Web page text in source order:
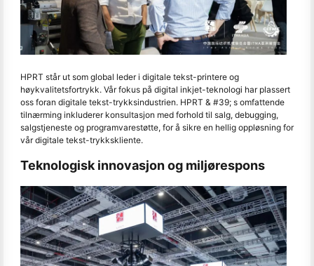
HPRT står ut som global leder i digitale tekst-printere og
høykvalitetsfortrykk. Vår fokus på digital inkjet-teknologi har plassert
oss foran digitale tekst-trykksindustrien. HPRT & #39; s omfattende
tilnærming inkluderer konsultasjon med forhold til salg, debugging,
salgstjeneste og programvarestøtte, for å sikre en hellig oppløsning for
vår digitale tekst-trykkskliente.
Teknologisk innovasjon og miljørespons